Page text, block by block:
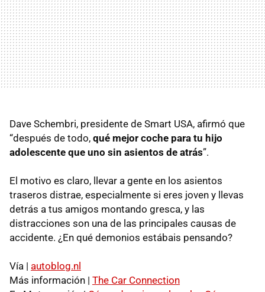
Dave Schembri, presidente de Smart USA, afirmó que
“después de todo, qué mejor coche para tu hijo
adolescente que uno sin asientos de atrás”.
El motivo es claro, llevar a gente en los asientos
traseros distrae, especialmente si eres joven y llevas
detrás a tus amigos montando gresca, y las
distracciones son una de las principales causas de
accidente. ¿En qué demonios estábais pensando?
Vía | autoblog.nl
Más información | The Car Connection